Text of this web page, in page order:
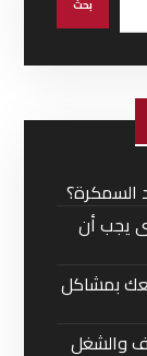
السمكرة؟
يجب أن
بمشاكل
والشغل